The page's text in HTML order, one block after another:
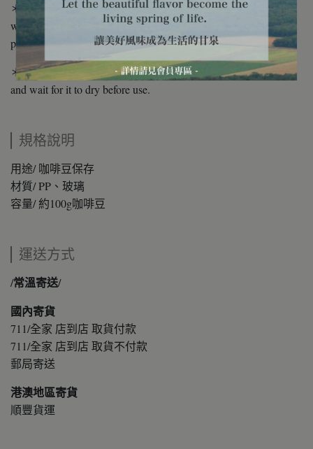
＊The surface sticker is not waterproof. Please do not wash it
with water when cleaning. If it comes into contact with water,
please let it dry in the shade until it dries and recovers.
＊Cleaning method: wipe with a paper towel soaked in alcohol
and wait for it to dry before use.
規格說明
用途/ 咖啡豆保存
材質/ PP、玻璃
容量/ 約100g咖啡豆
運送方式
/常溫寄送/
國內寄貨
711/全家 店到店 取貨付款
711/全家 店到店 取貨不付款
郵局寄送
港澳地區寄貨
順豐貨運